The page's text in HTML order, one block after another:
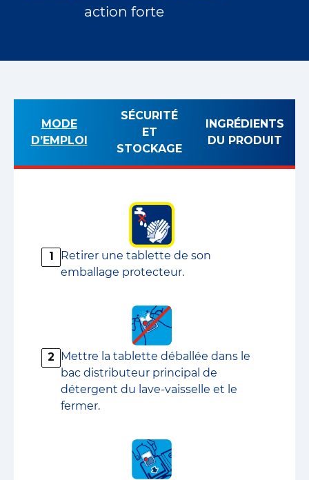
action forte
MODE
D’EMPLOI
SÉCURITÉ
ET
STOCKAGE
INGRÉDIENTS
DU PRODUIT
1
Retirer une tablette de son
emballage protecteur.
2 Mettre la tablette déballée dans le
bac distributeur principal de
détergent du lave-vaisselle et le
fermer.